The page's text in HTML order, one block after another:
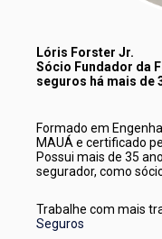
Lóris Forster Jr.
Sócio Fundador da
seguros há mais de
Formado em
MAUÁ e certificado
Possui mais de 35
segurador, como
Trabalhe com mais
Seguros